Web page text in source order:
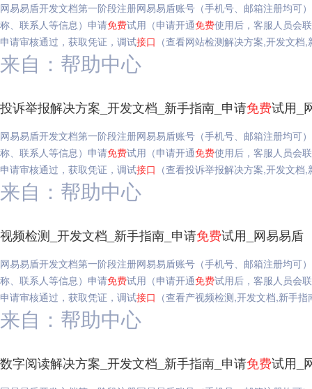
网易易盾开发文档第一阶段注册网易易盾账号（手机号、邮箱注册均可
称、联系人等信息）申请免费试用（申请开通免费使用后，客服人员会
申请审核通过，获取凭证，调试接口 （查看网站检测解决方案,开发文档
来自：帮助中心
投诉举报解决方案_开发文档_新手指南_申请免费试用_
网易易盾开发文档第一阶段注册网易易盾账号（手机号、邮箱注册均可
称、联系人等信息）申请免费试用（申请开通免费使用后，客服人员会
申请审核通过，获取凭证，调试接口 （查看投诉举报解决方案,开发文档
来自：帮助中心
视频检测_开发文档_新手指南_申请免费试用_网易易盾
网易易盾开发文档第一阶段注册网易易盾账号（手机号、邮箱注册均可
称、联系人等信息）申请免费试用（申请开通免费试用后，客服人员会
申请审核通过，获取凭证，调试接口 （查看产视频检测,开发文档,新手指
来自：帮助中心
数字阅读解决方案_开发文档_新手指南_申请免费试用_